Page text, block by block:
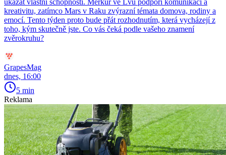
ukázat vlastní schopnosti. Merkur ve Lvu podpoří komunikaci a
kreativitu, zatímco Mars v Raku zvýrazní témata domova, rodiny a
emocí. Tento týden proto bude přát rozhodnutím, která vycházejí z
toho, kým skutečně jste. Co vás čeká podle vašeho znamení
zvěrokruhu?
GrapesMag
dnes, 16:00
5 min
Reklama